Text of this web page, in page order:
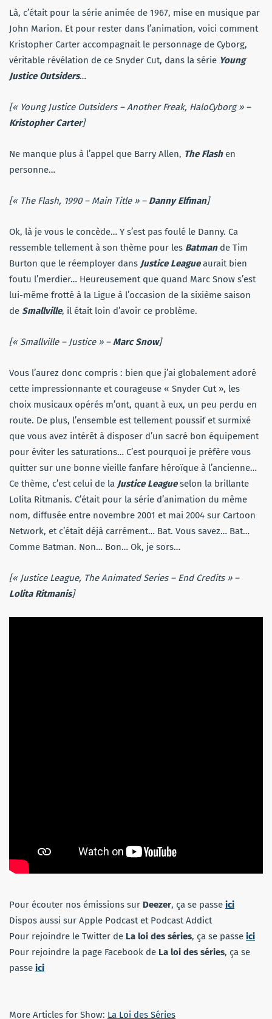
Là, c’était pour la série animée de 1967, mise en musique par
John Marion. Et pour rester dans l’animation, voici comment
Kristopher Carter accompagnait le personnage de Cyborg,
véritable révélation de ce Snyder Cut, dans la série Young
Justice Outsiders…
[« Young Justice Outsiders – Another Freak, HaloCyborg » –
Kristopher Carter]
Ne manque plus à l’appel que Barry Allen, The Flashen
personne…
[« The Flash, 1990 – Main Title » – Danny Elfman]
Ok, là je vous le concède… Y s’est pas foulé le Danny. Ca
ressemble tellement à son thème pour les Batmande Tim
Burton que le réemployer dans Justice Leagueaurait bien
foutu l’merdier… Heureusement que quand Marc Snow s’est
lui-même frotté à la Ligue à l’occasion de la sixième saison
de Smallville, il était loin d’avoir ce problème.
[« Smallville – Justice » –Marc Snow]
Vous l’aurez donc compris : bien que j’ai globalement adoré
cette impressionnante et courageuse « Snyder Cut », les
choix musicaux opérés m’ont, quant à eux, un peu perdu en
route. De plus, l’ensemble est tellement poussif et surmixé
que vous avez intérêt à disposer d’un sacré bon équipement
pour éviter les saturations… C’est pourquoi je préfère vous
quitter sur une bonne vieille fanfare héroïque à l’ancienne…
Ce thème, c’est celui de la Justice Leagueselon la brillante
Lolita Ritmanis. C’était pour la série d’animation du même
nom, diffusée entre novembre 2001 et mai 2004 sur Cartoon
Network, et c’était déjà carrément… Bat. Vous savez… Bat…
Comme Batman. Non… Bon… Ok, je sors…
[« Justice League, The Animated Series – End Credits » –
Lolita Ritmanis]
Pour écouter nos émissions sur Deezer, ça se passe ici
Dispos aussi sur Apple Podcast et Podcast Addict
Pour rejoindre le Twitter de La loi des séries, ça se passe ici
Pour rejoindre la page Facebook de La loi des séries, ça se
passe ici
More Articles for Show: La Loi des Séries